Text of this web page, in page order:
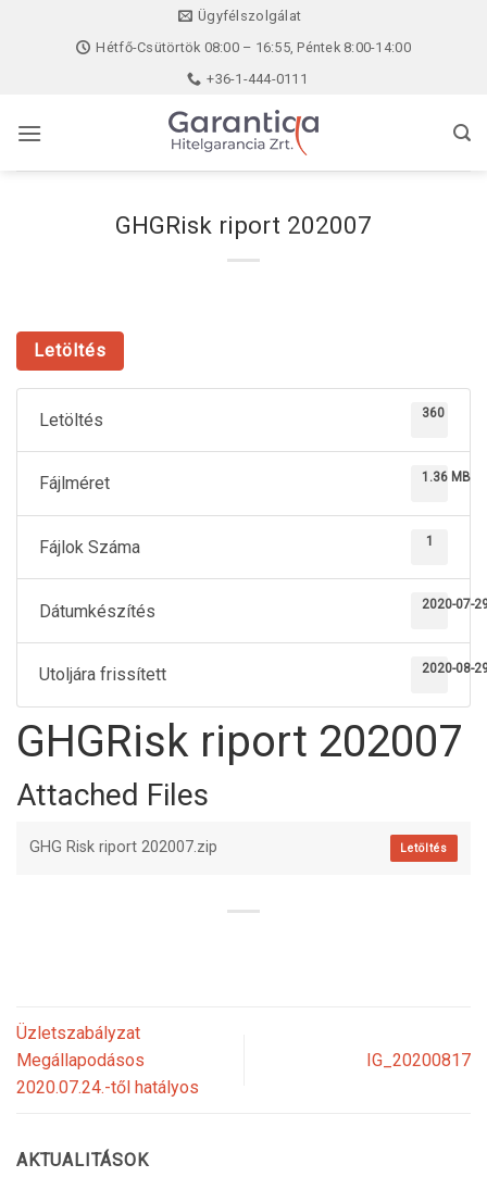
Ügyfélszolgálat
Hétfő-Csütörtök 08:00 – 16:55, Péntek 8:00-14:00
+36-1-444-0111
GHGRisk riport 202007
Letöltés
Letöltés 360
Fájlméret 1.36 MB
Fájlok Száma 1
Dátumkészítés 2020-07-
Utoljára frissített 2020-08-
GHGRisk riport 202007
Attached Files
GHG Risk riport 202007.zip Letöltés
Üzletszabályzat
Megállapodásos
2020.07.24.-től hatályos
IG_20200817
AKTUALITÁSOK